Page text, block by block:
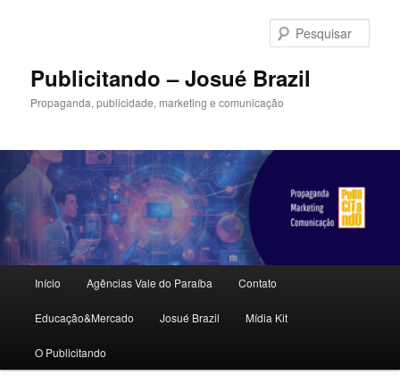
principal
secundárioPublicitando – Josué Brazil
Propaganda, publicidade, marketing e comunicação
principal
Início Agências Vale do Paraíba Contato
Educação&Mercado Josué Brazil Mídia Kit
O Publicitando